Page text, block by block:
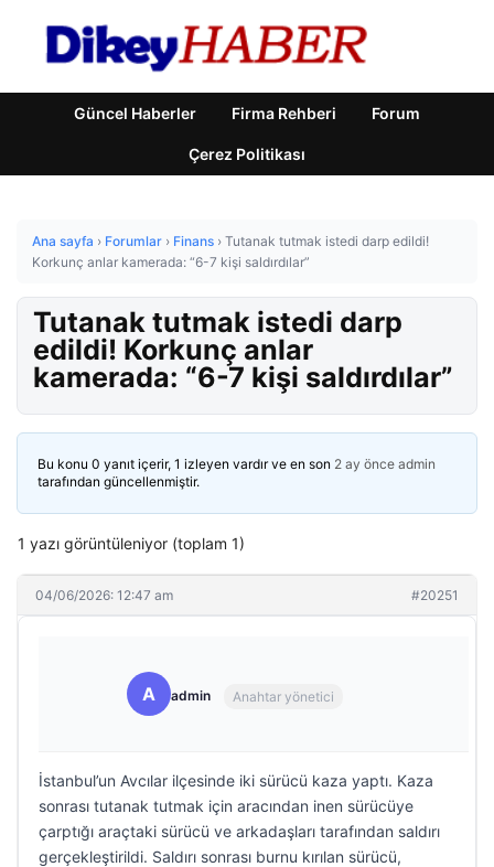
Güncel Haberler Firma Rehberi Forum
Çerez Politikası
Ana sayfa › Forumlar › Finans › Tutanak tutmak istedi darp edildi!
Korkunç anlar kamerada: “6-7 kişi saldırdılar”
Tutanak tutmak istedi darp
edildi! Korkunç anlar
kamerada: “6-7 kişi saldırdılar”
Bu konu 0 yanıt içerir, 1 izleyen vardır ve en son 2 ay önce admin
tarafından güncellenmiştir.
1 yazı görüntüleniyor (toplam 1)
04/06/2026: 12:47 am #20251
A admin Anahtar yönetici
İstanbul’un Avcılar ilçesinde iki sürücü kaza yaptı. Kaza
sonrası tutanak tutmak için aracından inen sürücüye
çarptığı araçtaki sürücü ve arkadaşları tarafından saldırı
gerçekleştirildi. Saldırı sonrası burnu kırılan sürücü,